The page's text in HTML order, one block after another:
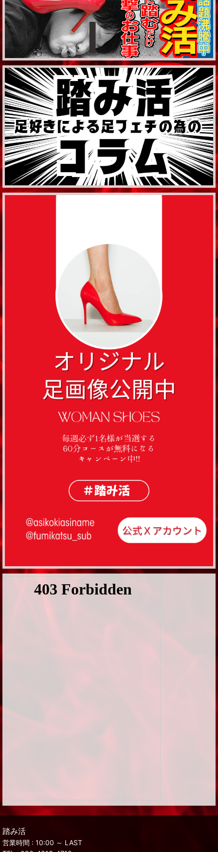
踏み活
営業時間 : 10:00 ～ LAST